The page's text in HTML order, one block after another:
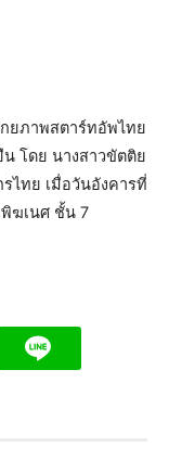
กยภาพสตาร์ทอัพไทย
น โดย นางสาวขัตติย
ไทย เมื่อวันอังคารที่
ฆเนศ ชั้น 7